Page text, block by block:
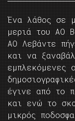
Ένα λάθος σε
μεριά του ΑΟ
ΑΟ Λεβάντε
και να
εμπλεκόμενες
έγινε από το
και ενώ το
μικρός